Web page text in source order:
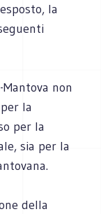
la
non
la
per la
sia per la
della